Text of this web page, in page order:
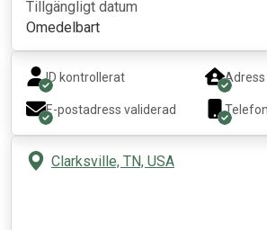
Tillgängligt datum
Omedelbart
ID kontrollerat
E-postadress validerad
Clarksville, TN, USA